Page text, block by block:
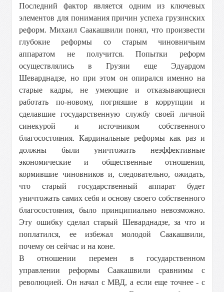
Последний фактор является одним из ключевых
элементов для понимания причин успеха грузинских
реформ. Михаил Саакашвили понял, что произвести
глубокие реформы со старым чиновничьим
аппаратом не получится. Попытки реформ
осуществлялись в Грузии еще Эдуардом
Шеварднадзе, но при этом он опирался именно на
старые кадры, не умеющие и отказывающиеся
работать по-новому, погрязшие в коррупции и
сделавшие государственную службу своей личной
синекурой и источником собственного
благосостояния. Кардинальные реформы как раз и
должны были уничтожить неэффективные
экономические и общественные отношения,
кормившие чиновников и, следовательно, ожидать,
что старый государственный аппарат будет
уничтожать самих себя и основу своего собственного
благосостояния, было принципиально невозможно.
Эту ошибку сделал старый Шеварднадзе, за что и
поплатился, ее избежал молодой Саакашвили,
почему он сейчас и на коне.
В отношении перемен в государственном
управлении реформы Саакашвили сравнимы с
революцией. Он начал с МВД, а если еще точнее - с